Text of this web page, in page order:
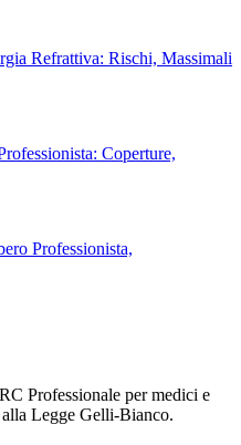
Refrattiva: Rischi, Massimali
Coperture,
Professionista,
Professionale per medici e
Legge Gelli-Bianco.